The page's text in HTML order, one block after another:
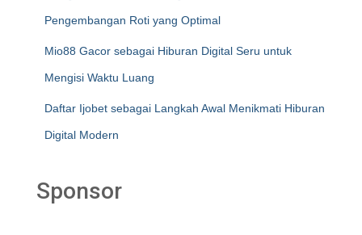
Pengembangan Roti yang Optimal
Mio88 Gacor sebagai Hiburan Digital Seru untuk
Mengisi Waktu Luang
Daftar Ijobet sebagai Langkah Awal Menikmati Hiburan
Digital Modern
Sponsor